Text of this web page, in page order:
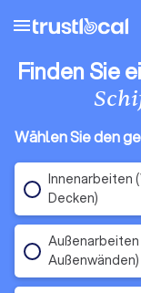
menu
Finden Sie
Wählen Sie den
Innenarbeiten
Decken)
Außenwänden)